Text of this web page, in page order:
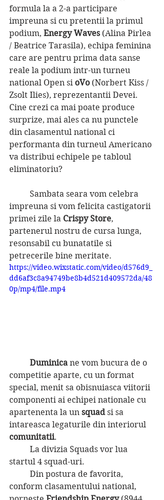
formula la a 2-a participare
impreuna si cu pretentii la primul
podium, Energy Waves (Alina Pirlea
/ Beatrice Tarasila), echipa feminina
care are pentru prima data sanse
reale la podium intr-un turneu
national Open si oVo (Norbert Kiss /
Zsolt Ilies), reprezentantii Devei.
Cine crezi ca mai poate produce
surprize, mai ales ca nu punctele
din clasamentul national ci
performanta din turneul Americano
va distribui echipele pe tabloul
eliminatoriu?
impreuna si vom felicita castigatorii
primei zile la Crispy Store,
partenerul nostru de cursa lunga,
resonsabil cu bunatatile si
petrecerile bine meritate.
https://video.wixstatic.com/video/d576d9_
dd6af3c8a94749be8b4d521d409572da/48
0p/mp4/file.mp4
Duminica ne vom bucura de o
competitie aparte, cu un format
special, menit sa obisnuiasca viitorii
componenti ai echipei nationale cu
apartenenta la un squad si sa
intareasca legaturile din interiorul
comunitatii.
startul 4 squad-uri.
conform clasamentului national,